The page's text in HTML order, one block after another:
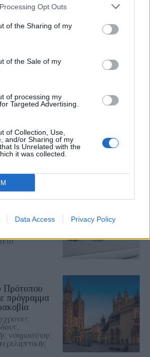
Opt Outs
of the Sharing of my
of the Sale of my
of processing my
Targeted Advertising.
of Collection, Use,
and/or Sharing of my
Is Unrelated with the
it was collected.
Data Access Privacy Policy
για
για την
Ματίν, παιδί
εφιάλτη»
για τον
23χρονου
σε
Πρότυπου
πρόγραμμα
νοημοσύνης